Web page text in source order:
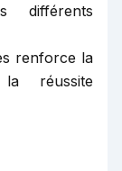
différents
renforce la
la réussite